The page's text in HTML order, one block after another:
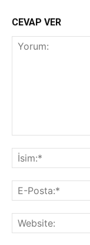
CEVAP VER